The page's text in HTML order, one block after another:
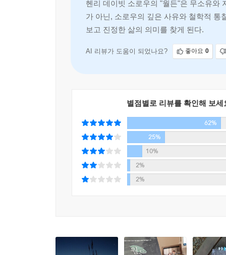
마르셀 프루스트헨리 데이빗 소로우의 "월든"은 무소유와
가 아닌, 소로우의 깊은 사유와 철학적 통
보고 진정한 삶의 의미를 찾게 된다.
AI 리뷰가 도움이 되었나요? 좋아요 0
별점별로 리뷰를 확인해 보세
62%
25%
10%
2%
2%